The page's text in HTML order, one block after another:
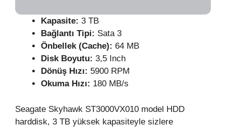
Kapasite: 3 TB
Bağlantı Tipi: Sata 3
Önbellek (Cache): 64 MB
Disk Boyutu: 3,5 Inch
Dönüş Hızı: 5900 RPM
Okuma Hızı: 180 MB/s
Seagate Skyhawk ST3000VX010 model HDD
harddisk, 3 TB yüksek kapasiteyle sizlere